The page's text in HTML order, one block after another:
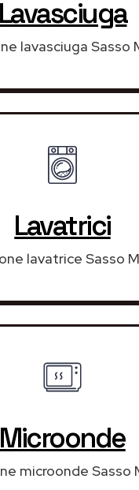
Lavasciuga
lavasciuga Sasso
Lavatrici
lavatrice Sasso
Microonde
microonde Sasso